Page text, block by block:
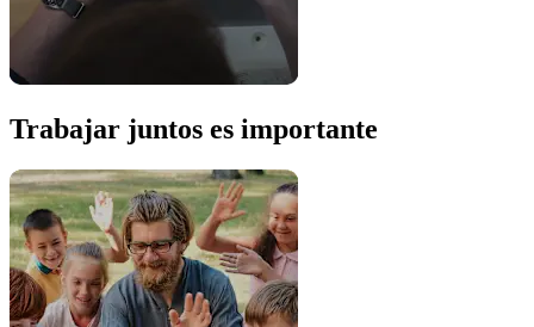
Trabajar juntos es importante